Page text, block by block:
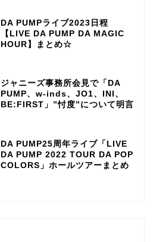
DA PUMPライブ2023日程
【LIVE DA PUMP DA MAGIC
HOUR】まとめ☆
ジャニーズ事務所会見で「DA
PUMP、w-inds、JO1、INI、
BE:FIRST」”忖度”について明言
DA PUMP25周年ライブ「LIVE
DA PUMP 2022 TOUR DA POP
COLORS」ホールツアーまとめ